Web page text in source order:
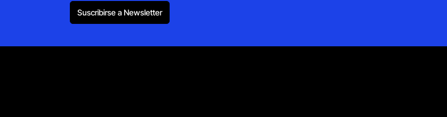
Suscribirse a Newsletter